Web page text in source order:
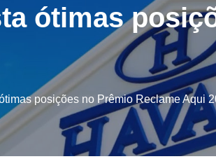
ótimas
posições no Prêmio Reclame Aqui